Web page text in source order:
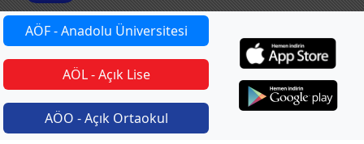
AÖF - Anadolu Üniversitesi
AÖL - Açık Lise
AÖO - Açık Ortaokul